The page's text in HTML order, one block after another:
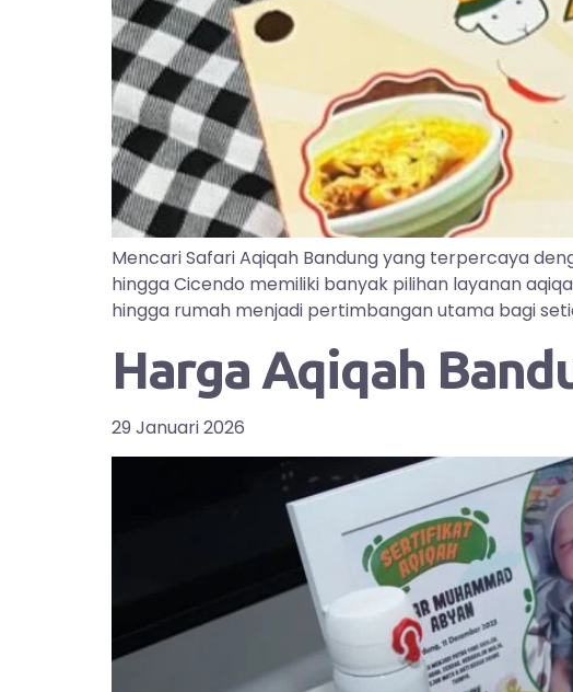
Mencari Safari Aqiqah Bandung yang terpercaya
hingga Cicendo memiliki banyak pilihan layanan
hingga rumah menjadi pertimbangan utama bagi
Harga Aqiqah
29 Januari 2026